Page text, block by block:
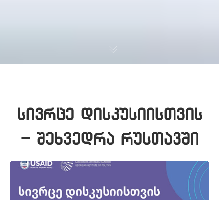
სივრცე დისკუსიისთვის
– შეხვედრა რუსთავში